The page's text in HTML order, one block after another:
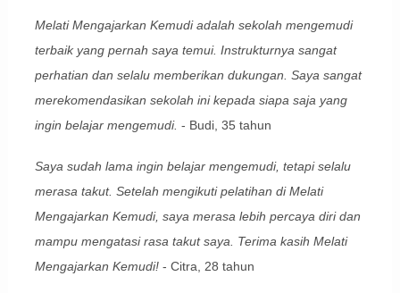
Melati Mengajarkan Kemudi adalah sekolah mengemudi
terbaik yang pernah saya temui. Instrukturnya sangat
perhatian dan selalu memberikan dukungan. Saya sangat
merekomendasikan sekolah ini kepada siapa saja yang
ingin belajar mengemudi. - Budi, 35 tahun
Saya sudah lama ingin belajar mengemudi, tetapi selalu
merasa takut. Setelah mengikuti pelatihan di Melati
Mengajarkan Kemudi, saya merasa lebih percaya diri dan
mampu mengatasi rasa takut saya. Terima kasih Melati
Mengajarkan Kemudi!- Citra, 28 tahun